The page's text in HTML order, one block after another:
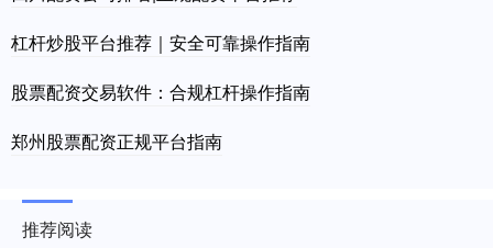
杠杆炒股平台推荐｜安全可靠操作指南
股票配资交易软件：合规杠杆操作指南
郑州股票配资正规平台指南
推荐阅读